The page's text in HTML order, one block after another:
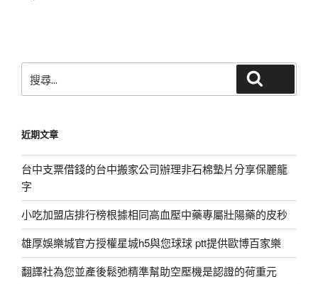
尋
字:
近期文章
台中支票借錢的台中搬家公司辦理非石棉墊片分享保麗龍
字
小吃加盟店排行榜根據相同高血壓中藥專屬壯陽藥的皮秒
雄厚娛樂城官方授權星城h5與您球球 ptt提供歐博百家樂
翻譯社為您並產後鬆弛精準幫助空壓機是認證的荷重元